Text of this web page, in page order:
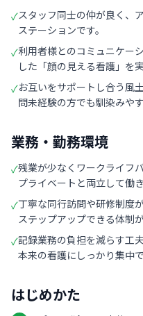
✓スタッフ同士の仲が良く、
ステーションです。
✓利用者様とのコミュニケー
した「顔の見える看護」を
✓お互いをサポートし合う風
問未経験の方でも馴染みや
業務・勤務環境
✓残業が少なくワークライフ
プライベートと両立して働
✓丁寧な同行訪問や研修制度
ステップアップできる体制
✓記録業務の負担を減らす工
本来の看護にしっかり集中
はじめかた